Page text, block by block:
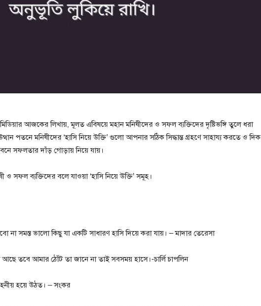
মিডিয়ার আজকের লিখায়, মূলত এবিষয়ে মহান মনিষীদের ও সফল ব্যক্তিদের দৃষ্টিভঙ্গি তুলে ধরা
পতনে মনিষীদের ‘হাসি নিয়ে উক্তি’ গুলো আপনার সঠিক সিদ্ধান্ত গ্রহণে সাহায্য করতে ও দিক
সফলতার দাঁড় গোড়ায় নিয়ে যায়।
সফল ব্যক্তিদের বলে যাওয়া ‘হাসি নিয়ে উক্তি’ সমূহ।
সমস্ত ভালো কিছু যা একটি সাধারণ হাসি দিয়ে করা যায়। – মাদার তেরেসা
তবে আমার ঠোঁট তা জানে না তাই সবসময় হাসে।-চার্লি চাপলিন
হয়ে উঠত। – সংকর